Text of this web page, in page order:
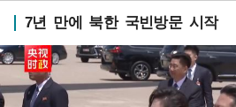
7년 만에 북한 국빈방문 시작